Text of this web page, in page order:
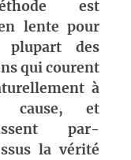
est
lente pour
plupart des
qui courent
à
cause, et
par-
la vérité